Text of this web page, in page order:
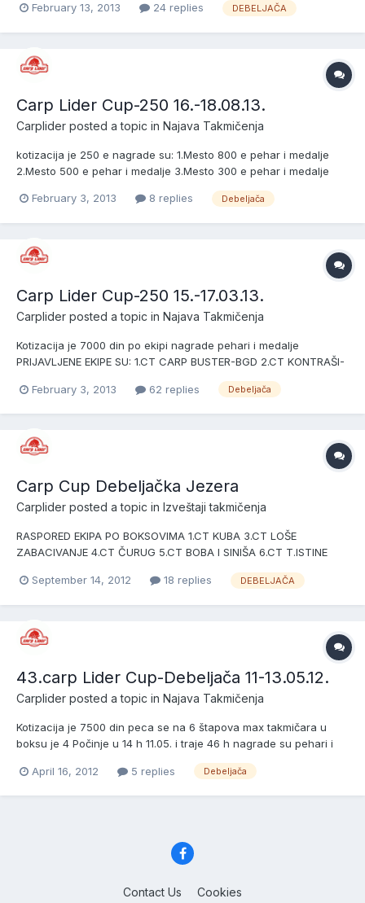
ekipa koja je pecala mesto ne može ponovo da peca isto i peca
February 13, 2013 24 replies DEBELJAČA
Carp Lider Cup-250 16.-18.08.13.
Carplider posted a topic in Najava Takmičenja
kotizacija je 250 e nagrade su: 1.Mesto 800 e pehar i medalje
2.Mesto 500 e pehar i medalje 3.Mesto 300 e pehar i medalje
February 3, 2013 8 replies Debeljača
Carp Lider Cup-250 15.-17.03.13.
Carplider posted a topic in Najava Takmičenja
Kotizacija je 7000 din po ekipi nagrade pehari i medalje
PRIJAVLJENE EKIPE SU: 1.CT CARP BUSTER-BGD 2.CT KONTRAŠI-
5.CT GOLD VIKTORY-VALJEVO ŠIMANOVCI 6.CT PALEŽ-
February 3, 2013 62 replies Debeljača
Carp Cup Debeljačka Jezera
Carplider posted a topic in Izveštaji takmičenja
RASPORED EKIPA PO BOKSOVIMA 1.CT KUBA 3.CT LOŠE
ZABACIVANJE 4.CT ČURUG 5.CT BOBA I SINIŠA 6.CT T.ISTINE
September 14, 2012
18 replies DEBELJAČA
43.carp Lider Cup-Debeljača 11-13.05.12.
Carplider posted a topic in Najava Takmičenja
Kotizacija je 7500 din peca se na 6 štapova max takmičara u
boksu je 4 Počinje u 14 h 11.05. i traje 46 h nagrade su pehari i
April 16, 2012
5 replies Debeljača
Contact Us Cookies